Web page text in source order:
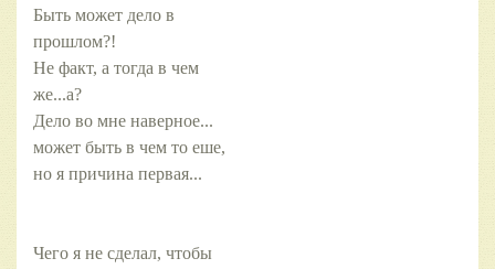
Быть может дело в
прошлом?!
Не факт, а тогда в чем
же...а?
Дело во мне наверное...
может быть в чем то еше,
но я причина первая...
Чего я не сделал, чтобы